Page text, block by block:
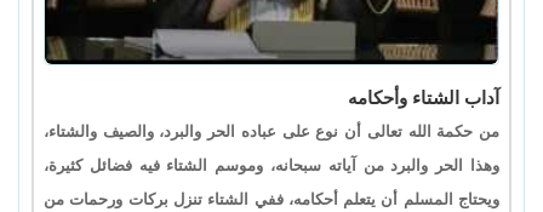
آداب الشتاء وأحكامه
من حكمة الله تعالى أن نوع على عباده الحر والبرد، والصيف والشتاء،
وهذا الحر والبرد من آياته سبحانه، وموسم الشتاء فيه فضائل كثيرة،
ويحتاج المسلم أن يتعلم أحكامه، ففي الشتاء تنزل بركات ورحمات من